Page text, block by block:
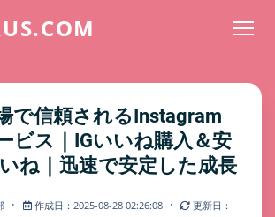
で信頼されるInstagram
ビス｜IGいいね購入＆安
ね｜迅速で安定した成長
· 作成日：2025-08-28 02:26:08 ·
更新日：